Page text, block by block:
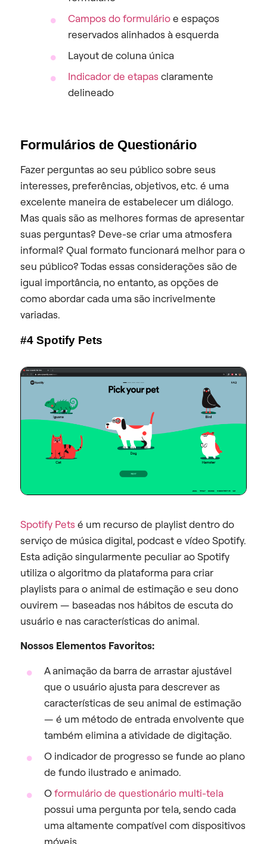
Campos do formulárioe espaços
reservados alinhados à esquerda
Layout de coluna única
Indicador de etapasclaramente
delineado
Formulários de Questionário
Fazer perguntas ao seu público sobre seus
interesses, preferências, objetivos, etc. é uma
excelente maneira de estabelecer um diálogo.
Mas quais são as melhores formas de apresentar
suas perguntas? Deve-se criar uma atmosfera
informal? Qual formato funcionará melhor para o
seu público? Todas essas considerações são de
igual importância, no entanto, as opções de
como abordar cada uma são incrivelmente
variadas.
#4 Spotify Pets
Spotify Petsé um recurso de playlist dentro do
serviço de música digital, podcast e vídeo Spotify.
Esta adição singularmente peculiar ao Spotify
utiliza o algoritmo da plataforma para criar
playlists para o animal de estimação e seu dono
ouvirem — baseadas nos hábitos de escuta do
usuário e nas características do animal.
Nossos Elementos Favoritos:
A animação da barra de arrastar ajustável
que o usuário ajusta para descrever as
características de seu animal de estimação
— é um método de entrada envolvente que
também elimina a atividade de digitação.
O indicador de progresso se funde ao plano
de fundo ilustrado e animado.
Oformulário de questionário multi-tela
possui uma pergunta por tela, sendo cada
uma altamente compatível com dispositivos
móveis.